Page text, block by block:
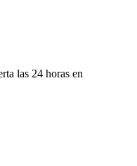
las 24 horas en